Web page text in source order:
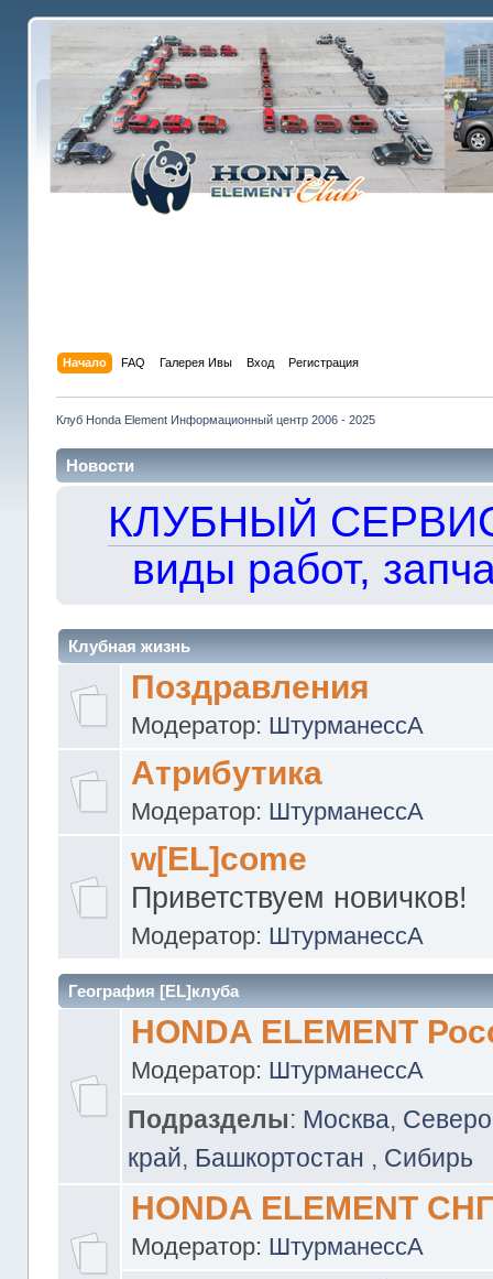
Начало FAQ Галерея Ивы Вход Регистрация
Клуб Honda Element Информационный центр 2006 - 2025
Новости
КЛУБНЫЙ
виды работ,
Клубная жизнь
Поздравления
Модератор: ШтурманессА
Атрибутика
Модератор: ШтурманессА
w[EL]come
Приветствуем новичков!
Модератор: ШтурманессА
География [EL]клуба
HONDA ELEMENT
Модератор: ШтурманессА
Подразделы: Москва,
край, Башкортостан , Сибирь
HONDA ELEMENT
Модератор: ШтурманессА